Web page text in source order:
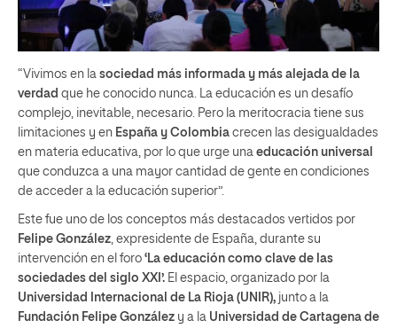
“Vivimos en la sociedad más informada y más alejada de la
verdad que he conocido nunca. La educación es un desafío
complejo, inevitable, necesario. Pero la meritocracia tiene sus
limitaciones y en España y Colombia crecen las desigualdades
en materia educativa, por lo que urge una educación universal
que conduzca a una mayor cantidad de gente en condiciones
de acceder a la educación superior”.
Este fue uno de los conceptos más destacados vertidos por
Felipe González , expresidente de España, durante su
intervención en el foro ‘La educación como clave de las
sociedades del siglo XXI’. El espacio, organizado por la
Universidad Internacional de La Rioja (UNIR), junto a la
Fundación Felipe González y a la Universidad de Cartagena de